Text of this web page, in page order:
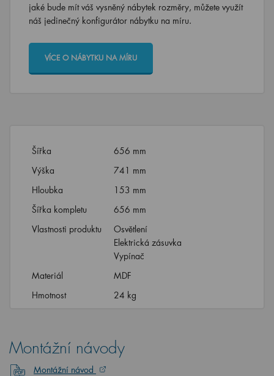
jaké bude mít váš vysněný nábytek rozměry, můžete využít
náš jedinečný konfigurátor nábytku na míru.
VÍCE O NÁBYTKU NA MÍRU
Šířka
656 mm
Výška
741 mm
Hloubka
153 mm
Šířka kompletu
656 mm
Vlastnosti produktu
Osvětlení
Elektrická zásuvka
Vypínač
Materiál
MDF
Hmotnost
24 kg
Montážní návody
Montážní návod